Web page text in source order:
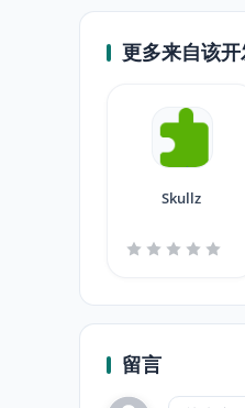
更多来自该
Skullz
留言